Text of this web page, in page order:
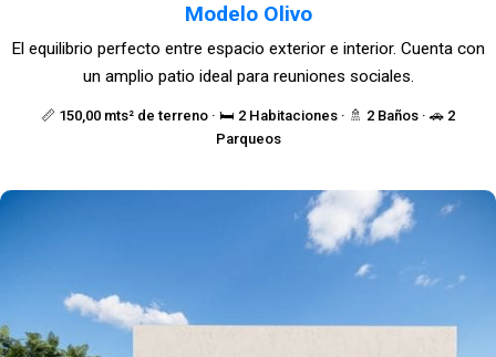
Modelo Olivo
📏 150,00 mts² de terreno · 🛏️ 2 Habitaciones · 🚿 2 Baños · 🚗 2
Parqueos
El equilibrio perfecto entre espacio exterior e interior. Cuenta con
un amplio patio ideal para reuniones sociales.